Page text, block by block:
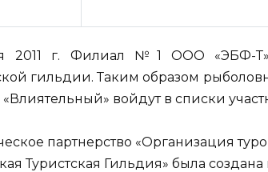
2011 г. Филиал №1 ООО «ЭБФ-Т»
гильдии. Таким образом
«Влиятельный» войдут в списки
партнерство «Организация
Туристская Гильдия» была